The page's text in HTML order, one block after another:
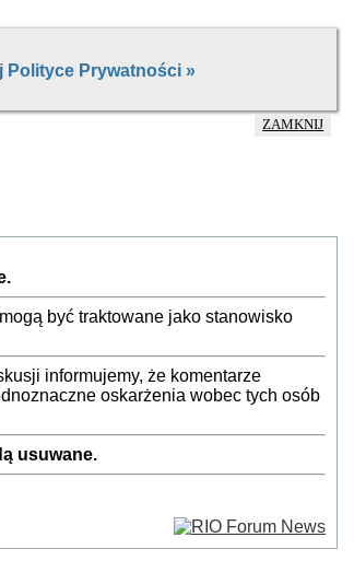
ZAMKNIJ
być traktowane jako stanowisko
informujemy, że komentarze
oskarżenia wobec tych osób
usuwane.